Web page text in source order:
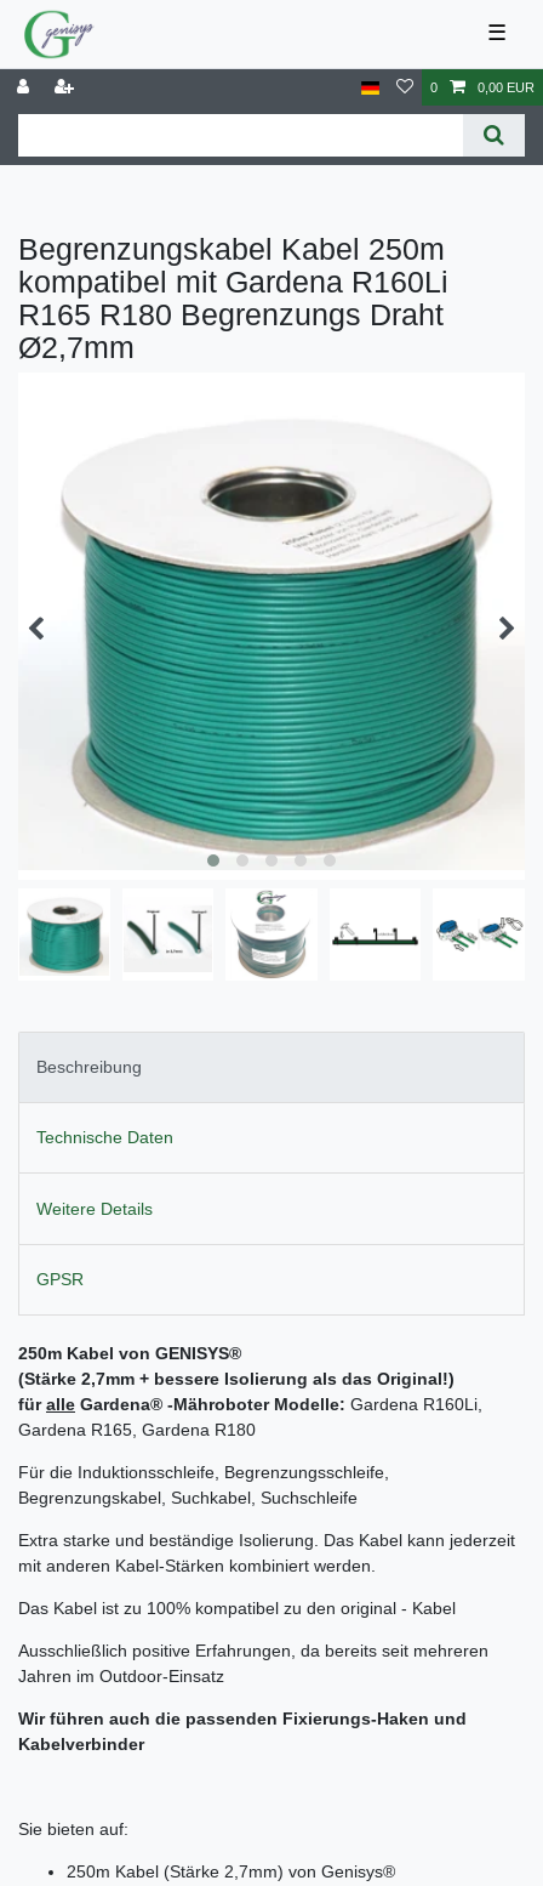
☰
0 0,00 EUR
Begrenzungskabel Kabel 250m
kompatibel mit Gardena R160Li
R165 R180 Begrenzungs Draht
Ø2,7mm
Beschreibung
Technische Daten
Weitere Details
GPSR
250m Kabel von GENISYS®
(Stärke 2,7mm + bessere Isolierung als das Original!)
füralle Gardena® -Mähroboter Modelle: Gardena R160Li,
Gardena R165, Gardena R180
Für die Induktionsschleife, Begrenzungsschleife,
Begrenzungskabel, Suchkabel, Suchschleife
Extra starke und beständige Isolierung. Das Kabel kann jederzeit
mit anderen Kabel-Stärken kombiniert werden.
Das Kabel ist zu 100% kompatibel zu den original - Kabel
Ausschließlich positive Erfahrungen, da bereits seit mehreren
Jahren im Outdoor-Einsatz
Wir führen auch die passenden Fixierungs-Haken und
Kabelverbinder
Sie bieten auf:
250m Kabel (Stärke 2,7mm) von Genisys®